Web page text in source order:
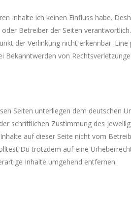
Inhalte ich keinen Einfluss habe.
Betreiber der Seiten
der Verlinkung nicht erkennbar.
von
Seiten unterliegen dem deutschen
schriftlichen Zustimmung des
auf dieser Seite nicht vom
Du trotzdem auf eine
Inhalte umgehend entfernen.